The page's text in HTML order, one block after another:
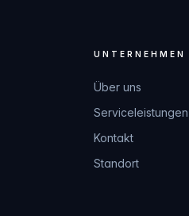
UNTERNEHMEN
Über uns
Serviceleistungen
Kontakt
Standort